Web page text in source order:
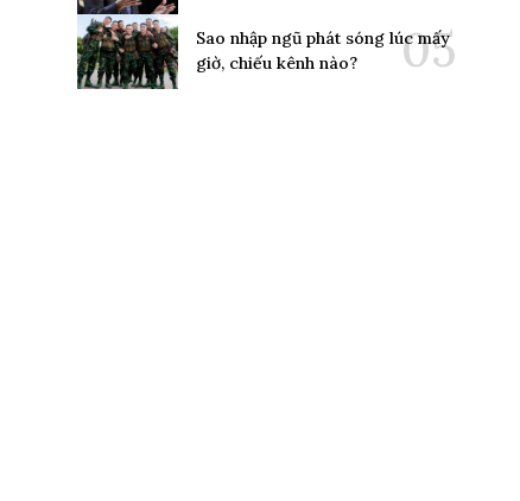
Sao nhập ngũ phát sóng lúc mấy
giờ, chiếu kênh nào?